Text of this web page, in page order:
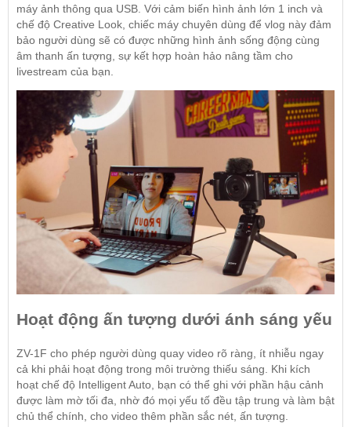
máy ảnh thông qua USB. Với cảm biến hình ảnh lớn 1 inch và
chế độ Creative Look, chiếc máy chuyên dùng để vlog này đảm
bảo người dùng sẽ có được những hình ảnh sống động cùng
âm thanh ấn tượng, sự kết hợp hoàn hảo nâng tầm cho
livestream của bạn.
Hoạt động ấn tượng dưới ánh sáng yếu
ZV-1F cho phép người dùng quay video rõ ràng, ít nhiễu ngay
cả khi phải hoạt động trong môi trường thiếu sáng. Khi kích
hoạt chế độ Intelligent Auto, bạn có thể ghi với phần hậu cảnh
được làm mờ tối đa, nhờ đó mọi yếu tố đều tập trung và làm bật
chủ thể chính, cho video thêm phần sắc nét, ấn tượng.